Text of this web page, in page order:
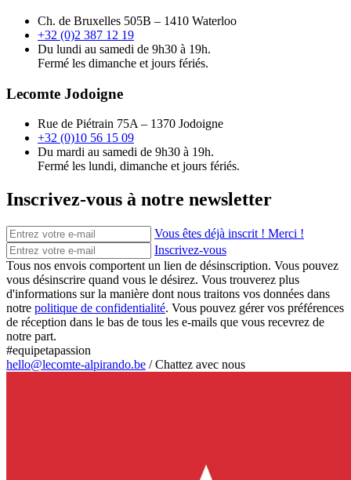
Ch. de Bruxelles 505B – 1410 Waterloo
+32 (0)2 387 12 19
Du lundi au samedi de 9h30 à 19h.
Fermé les dimanche et jours fériés.
Lecomte Jodoigne
Rue de Piétrain 75A – 1370 Jodoigne
+32 (0)10 56 15 09
Du mardi au samedi de 9h30 à 19h.
Fermé les lundi, dimanche et jours fériés.
Inscrivez-vous à notre newsletter
Vous êtes déjà inscrit ! Merci !
Inscrivez-vous
Tous nos envois comportent un lien de désinscription. Vous pouvez
vous désinscrire quand vous le désirez. Vous trouverez plus
d'informations sur la manière dont nous traitons vos données dans
notre politique de confidentialité. Vous pouvez gérer vos préférences
de réception dans le bas de tous les e-mails que vous recevrez de
notre part.
#equipetapassion
hello@lecomte-alpirando.be /Chattez avec nous